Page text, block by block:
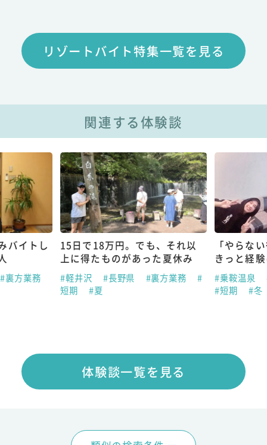
リゾートバイト特集一覧を見る
関連する体験談
バイトし
#裏方業務
15日で18万円。でも、それ以
上に得たものがあった夏休み
#軽井沢 #長野県 #裏方業務
#
短期
#夏
「やらな
きっと経
#乗鞍温泉
#短期
#冬
体験談一覧を見る